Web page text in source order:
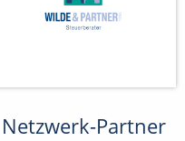
Netzwerk-Partner